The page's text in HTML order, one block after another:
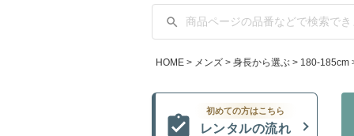
HOME メンズ 身長から選ぶ 180-185cm
初めての方はこちら
レンタルの流れ